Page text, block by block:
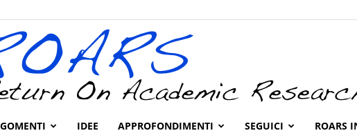
IDEE APPROFONDIMENTI SEGUICI ROARS